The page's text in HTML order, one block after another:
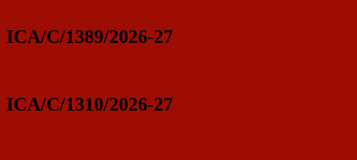
ICA/C/1389/2026-27
ICA/C/1310/2026-27